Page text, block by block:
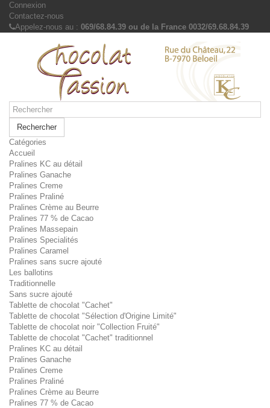
Connexion
Contactez-nous
Appelez-nous au : 069/68.84.39 ou de la France 0032/69.68.84.39
Rechercher
Catégories
Accueil
Pralines KC au détail
Pralines Ganache
Pralines Creme
Pralines Praliné
Pralines Crème au Beurre
Pralines 77 % de Cacao
Pralines Massepain
Pralines Specialités
Pralines Caramel
Pralines sans sucre ajouté
Les ballotins
Traditionnelle
Sans sucre ajouté
Tablette de chocolat "Cachet"
Tablette de chocolat "Sélection d'Origine Limité"
Tablette de chocolat noir "Collection Fruité"
Tablette de chocolat "Cachet" traditionnel
Pralines KC au détail
Pralines Ganache
Pralines Creme
Pralines Praliné
Pralines Crème au Beurre
Pralines 77 % de Cacao